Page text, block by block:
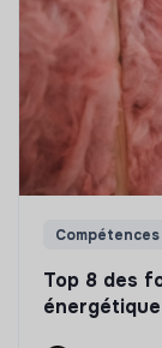
Top 8 des